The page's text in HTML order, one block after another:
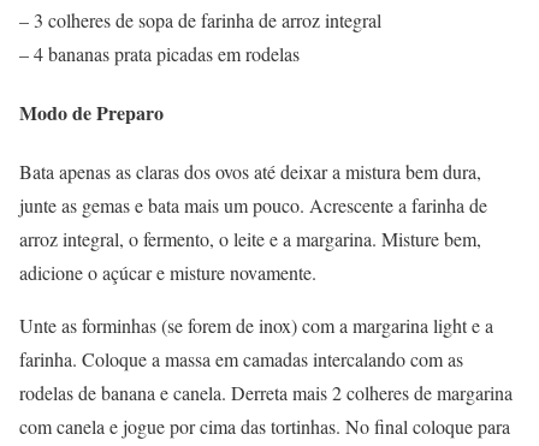
– 3 colheres de sopa de farinha de arroz integral
– 4 bananas prata picadas em rodelas
Modo de Preparo
Bata apenas as claras dos ovos até deixar a mistura bem dura,
junte as gemas e bata mais um pouco. Acrescente a farinha de
arroz integral, o fermento, o leite e a margarina. Misture bem,
adicione o açúcar e misture novamente.
Unte as forminhas (se forem de inox) com a margarina light e a
farinha. Coloque a massa em camadas intercalando com as
rodelas de banana e canela. Derreta mais 2 colheres de margarina
com canela e jogue por cima das tortinhas. No final coloque para